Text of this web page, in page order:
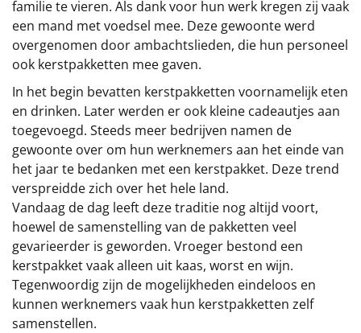
familie te vieren. Als dank voor hun werk kregen zij vaak
een mand met voedsel mee. Deze gewoonte werd
overgenomen door ambachtslieden, die hun personeel
ook kerstpakketten mee gaven.
In het begin bevatten kerstpakketten voornamelijk eten
en drinken. Later werden er ook kleine cadeautjes aan
toegevoegd. Steeds meer bedrijven namen de
gewoonte over om hun werknemers aan het einde van
het jaar te bedanken met een kerstpakket. Deze trend
verspreidde zich over het hele land.
Vandaag de dag leeft deze traditie nog altijd voort,
hoewel de samenstelling van de pakketten veel
gevarieerder is geworden. Vroeger bestond een
kerstpakket vaak alleen uit kaas, worst en wijn.
Tegenwoordig zijn de mogelijkheden eindeloos en
kunnen werknemers vaak hun kerstpakketten zelf
samenstellen.